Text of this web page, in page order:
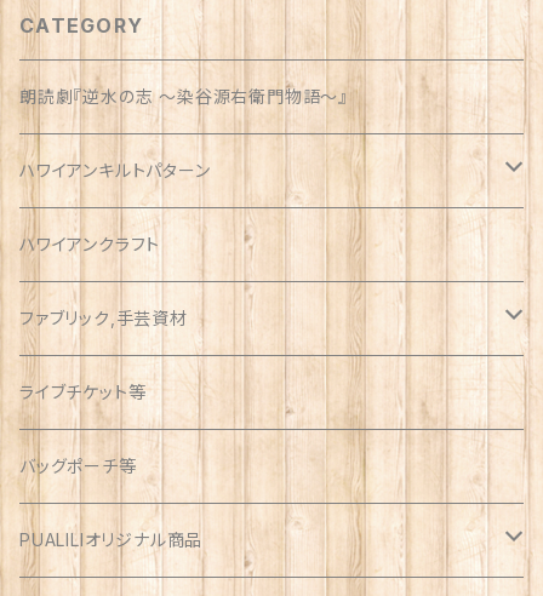
CATEGORY
朗読劇『逆水の志 〜染谷源右衛門物語〜』
ハワイアンキルトパターン
ウォールサイズ（約1m）
ハワイアンクラフト
ファブリック,手芸資材
ハワイアン
オックス
アソート
ライブチケット等
バッグポーチ等
PUALILIオリジナル商品